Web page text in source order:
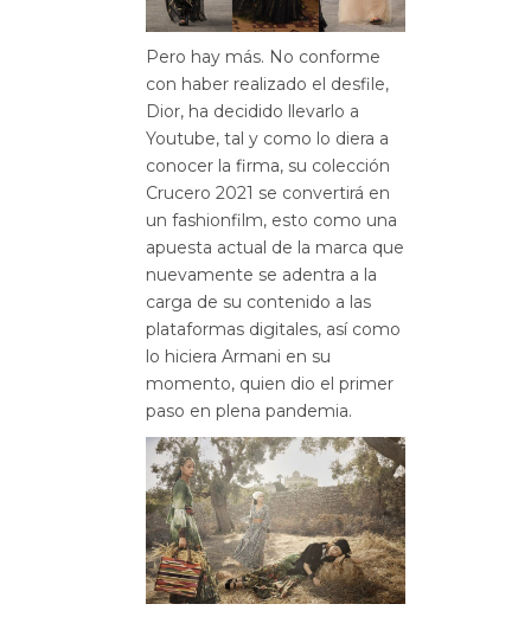
Pero hay más. No conforme
con haber realizado el desfile,
Dior, ha decidido llevarlo a
Youtube, tal y como lo diera a
conocer la firma, su colección
Crucero 2021 se convertirá en
un fashionfilm, esto como una
apuesta actual de la marca que
nuevamente se adentra a la
carga de su contenido a las
plataformas digitales, así como
lo hiciera Armani en su
momento, quien dio el primer
paso en plena pandemia.